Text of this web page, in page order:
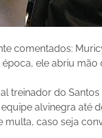
comentados:
época, ele abriu
treinador do
alvinegra até
caso seja